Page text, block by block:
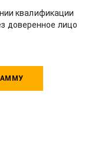
квалификации
доверенное лицо